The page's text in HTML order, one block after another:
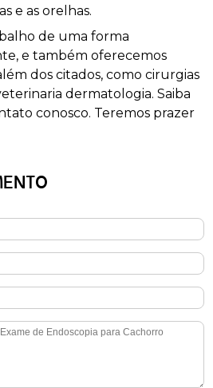
e as orelhas.
de uma forma
e também oferecemos
dos citados, como cirurgias
dermatologia. Saiba
conosco. Teremos prazer